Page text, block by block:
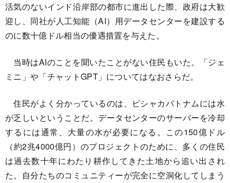
活気のないインド沿岸部の都市に進出した際、政府は大歓
迎し、同社が人工知能（AI）用データセンターを建設する
のに数十億ドル相当の優遇措置を与えた。
当時はAIのことを聞いたことがない住民もいた。「ジェ
ミニ」や「チャットGPT」についてはなおさらだ。
住民がよく分かっているのは、ビシャカパトナムには水
が乏しいということだ。データセンターのサーバーを冷却
するには通常、大量の水が必要になる。この150億ドル
（約2兆4000億円）のプロジェクトのために、多くの住民
は過去数十年にわたり耕作してきた土地から追い出され
た。自分たちのコミュニティーが完全に空洞化してしまう